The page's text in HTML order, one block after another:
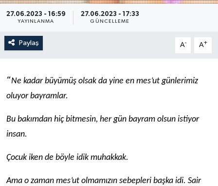
27.06.2023 - 16:59
YAYINLANMA
27.06.2023 - 17:33
GÜNCELLEME
Paylaş A- A+
“Ne kadar büyümüş olsak da yine en mes’ut günlerimiz
oluyor bayramlar.
Bu bakımdan hiç bitmesin, her gün bayram olsun istiyor
insan.
Çocuk iken de böyle idik muhakkak.
Ama o zaman mes’ut olmamızın sebepleri başka idi. Sair